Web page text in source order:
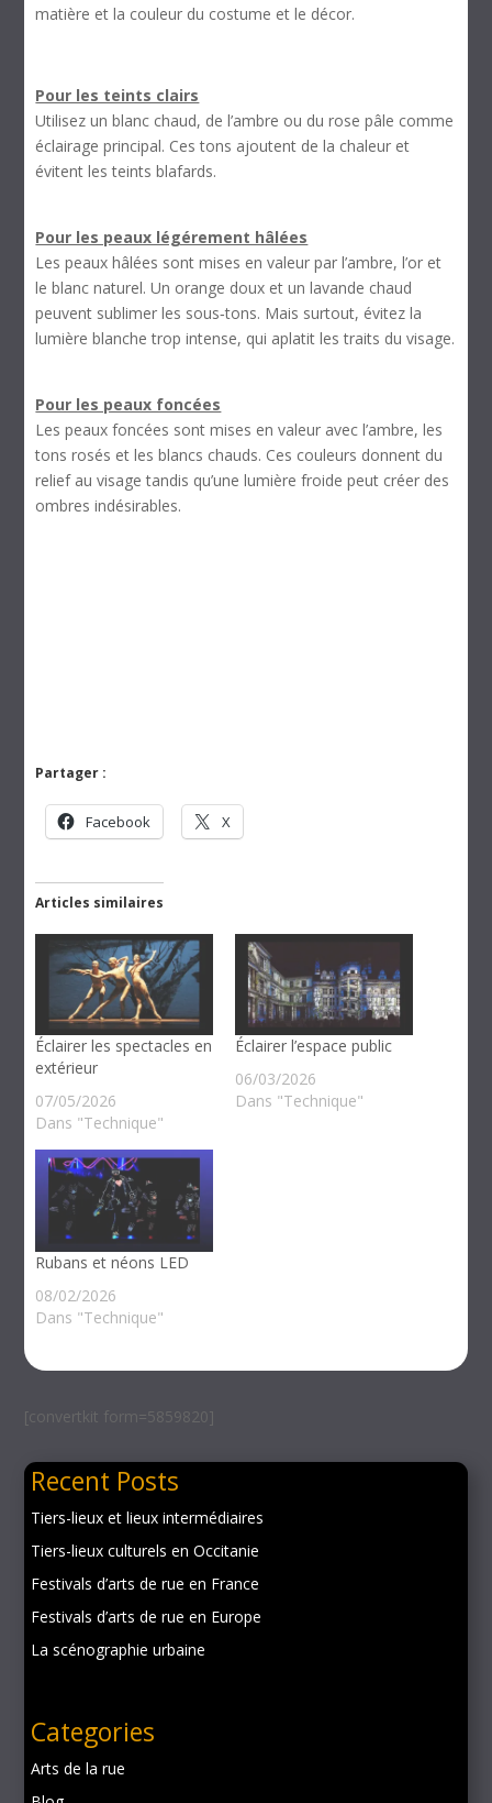
matière et la couleur du costume et le décor.
Pour les teints clairs
Utilisez un blanc chaud, de l’ambre ou du rose pâle comme
éclairage principal. Ces tons ajoutent de la chaleur et
évitent les teints blafards.
Pour les peaux légérement hâlées
Les peaux hâlées sont mises en valeur par l’ambre, l’or et
le blanc naturel. Un orange doux et un lavande chaud
peuvent sublimer les sous‑tons. Mais surtout, évitez la
lumière blanche trop intense, qui aplatit les traits du visage.
Pour les peaux foncées
Les peaux foncées sont mises en valeur avec l’ambre, les
tons rosés et les blancs chauds. Ces couleurs donnent du
relief au visage tandis qu’une lumière froide peut créer des
ombres indésirables.
Partager :
Facebook X
Articles similaires
Éclairer les spectacles en
extérieur
07/05/2026
Dans "Technique"
Éclairer l’espace public
06/03/2026
Dans "Technique"
Rubans et néons LED
08/02/2026
Dans "Technique"
[convertkit form=5859820]
Recent Posts
Tiers-lieux et lieux intermédiaires
Tiers-lieux culturels en Occitanie
Festivals d’arts de rue en France
Festivals d’arts de rue en Europe
La scénographie urbaine
Categories
Arts de la rue